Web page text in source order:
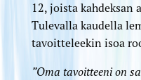
12, joista kahdeksan
Tulevalla kaudella
tavoitteleekin isoa
”Oma tavoitteeni on